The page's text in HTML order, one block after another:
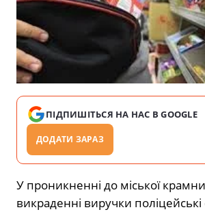
ПІДПИШІТЬСЯ НА НАС В GOOGLE
ДОДАТИ ЗАРАЗ
У проникненні до міської
викраденні виручки